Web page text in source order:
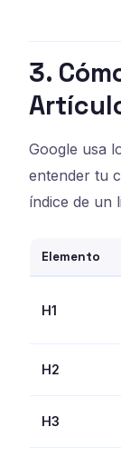
3.
Google usa
entender tu
índice de un
Elemento
H1
H2
H3